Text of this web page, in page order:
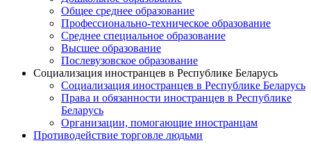
Общее среднее образование
Профессионально-техническое образование
Среднее специальное образование
Высшее образование
Послевузовское образование
Социализация иностранцев в Республике Беларусь
Социализация иностранцев в Республике Беларусь
Права и обязанности иностранцев в Республике
Беларусь
Oрганизации, помогающие иностранцам
Противодействие торговле людьми